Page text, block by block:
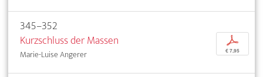
345–352
Kurzschluss der Massen
Marie-Luise Angerer
p
€ 7,95